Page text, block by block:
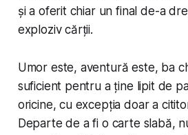
și a oferit chiar un final de-a
exploziv cărții.
Umor este, aventură este, ba
suficient pentru a ține lipit de
oricine, cu excepția doar a
Departe de a fi o carte slabă,